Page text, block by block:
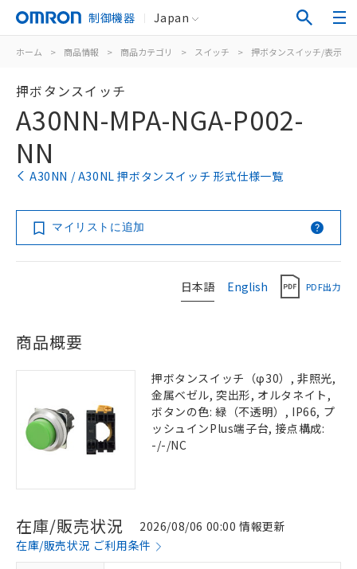
制御機器 Japan
ホーム > 商品情報 > 商品カテゴリ > スイッチ > 押ボタンスイッチ/表示灯
押ボタンスイッチ
A30NN-MPA-NGA-P002-
NN
A30NN / A30NL 押ボタンスイッチ 形式仕様一覧
マイリストに追加
日本語 English PDF出力
商品概要
押ボタンスイッチ（φ30）, 非照光,
金属ベゼル, 突出形, オルタネイト,
ボタンの色: 緑（不透明）, IP66, プ
ッシュインPlus端子台, 接点構成:
-/-/NC
在庫/販売状況
2026/08/06 00:00 情報更新
在庫/販売状況 ご利用条件